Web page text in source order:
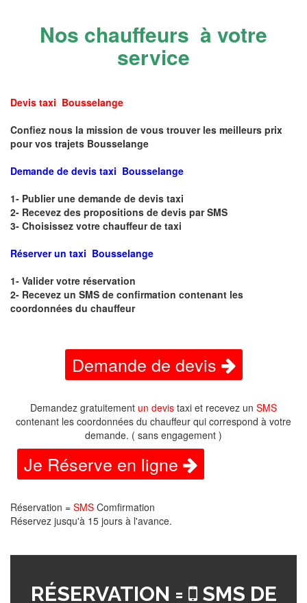
Nos chauffeurs à votre
service
Devis taxi Bousselange
Confiez nous la mission de vous trouver les meilleurs prix
pour vos trajets Bousselange
Demande de devis taxi Bousselange
1- Publier une demande de devis taxi
2- Recevez des propositions de devis par SMS
3- Choisissez votre chauffeur de taxi
Réserver un taxi Bousselange
1- Valider votre réservation
2- Recevez un SMS de confirmation contenant les
coordonnées du chauffeur
Demande de devis
Demandez gratuitement un devis taxi et recevez un SMS
contenant les coordonnées du chauffeur qui correspond à votre
demande. ( sans engagement )
Je Réserve en ligne
Réservation = SMS Comfirmation
Réservez jusqu'à 15 jours à l'avance.
RÉSERVATION = SMS DE